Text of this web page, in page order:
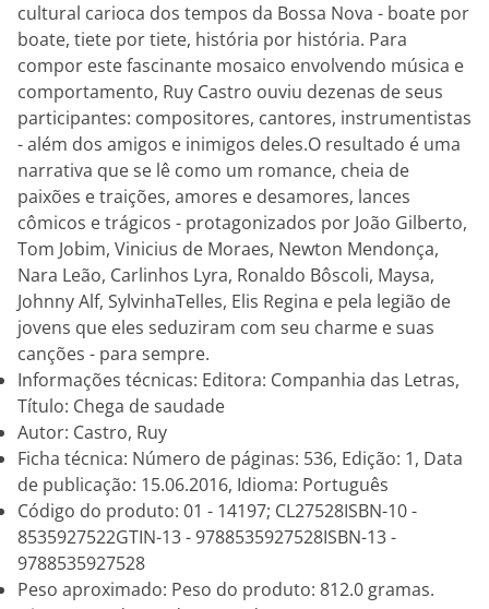
cultural carioca dos tempos da Bossa Nova - boate por
boate, tiete por tiete, história por história. Para
compor este fascinante mosaico envolvendo música e
comportamento, Ruy Castro ouviu dezenas de seus
participantes: compositores, cantores, instrumentistas
- além dos amigos e inimigos deles.O resultado é uma
narrativa que se lê como um romance, cheia de
paixões e traições, amores e desamores, lances
cômicos e trágicos - protagonizados por João Gilberto,
Tom Jobim, Vinicius de Moraes, Newton Mendonça,
Nara Leão, Carlinhos Lyra, Ronaldo Bôscoli, Maysa,
Johnny Alf, SylvinhaTelles, Elis Regina e pela legião de
jovens que eles seduziram com seu charme e suas
canções - para sempre.
Informações técnicas: Editora: Companhia das Letras,
Título: Chega de saudade
Autor: Castro, Ruy
Ficha técnica: Número de páginas: 536, Edição: 1, Data
de publicação: 15.06.2016, Idioma: Português
Código do produto: 01 - 14197; CL27528ISBN-10 -
8535927522GTIN-13 - 9788535927528ISBN-13 -
9788535927528
Peso aproximado: Peso do produto: 812.0 gramas.